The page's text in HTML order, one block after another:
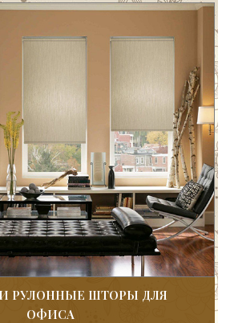
РУЛОННЫЕ ШТОРЫ ДЛЯ
ОФИСА